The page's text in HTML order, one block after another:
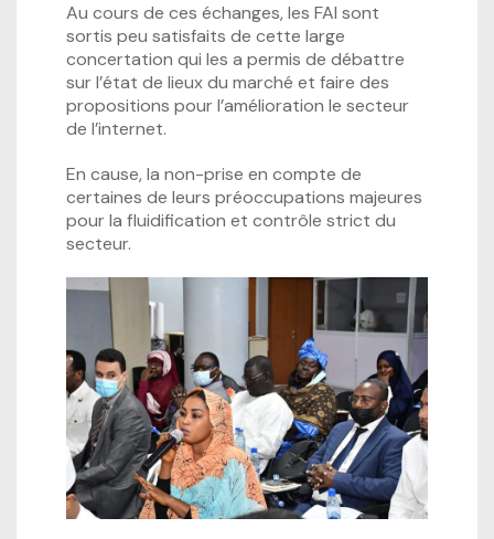
Au cours de ces échanges, les FAI sont
sortis peu satisfaits de cette large
concertation qui les a permis de débattre
sur l’état de lieux du marché et faire des
propositions pour l’amélioration le secteur
de l’internet.
En cause, la non-prise en compte de
certaines de leurs préoccupations majeures
pour la fluidification et contrôle strict du
secteur.